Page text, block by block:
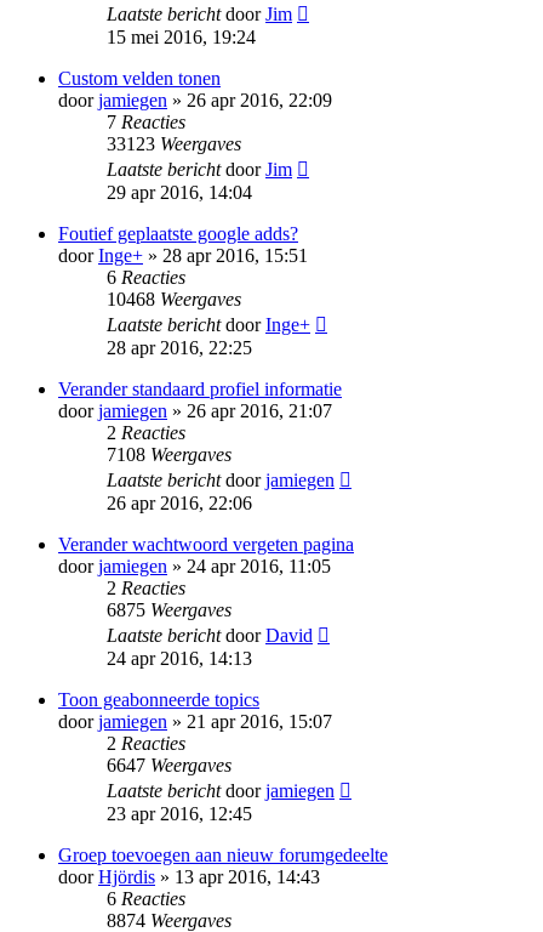
Laatste berichtdoorJim
15 mei 2016, 19:24
Custom velden tonen
doorjamiegen » 26 apr 2016, 22:09
7 Reacties
33123 Weergaves
Laatste berichtdoorJim
29 apr 2016, 14:04
Foutief geplaatste google adds?
doorInge+ » 28 apr 2016, 15:51
6 Reacties
10468 Weergaves
Laatste berichtdoorInge+
28 apr 2016, 22:25
Verander standaard profiel informatie
doorjamiegen » 26 apr 2016, 21:07
2 Reacties
7108 Weergaves
Laatste berichtdoorjamiegen
26 apr 2016, 22:06
Verander wachtwoord vergeten pagina
doorjamiegen » 24 apr 2016, 11:05
2 Reacties
6875 Weergaves
Laatste berichtdoorDavid
24 apr 2016, 14:13
Toon geabonneerde topics
doorjamiegen » 21 apr 2016, 15:07
2 Reacties
6647 Weergaves
Laatste berichtdoorjamiegen
23 apr 2016, 12:45
Groep toevoegen aan nieuw forumgedeelte
doorHjördis » 13 apr 2016, 14:43
6 Reacties
8874 Weergaves